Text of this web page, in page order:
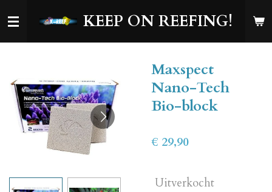
direct
KEEP ON REEFING!
Maxspect
Nano-Tech
Bio-block
€ 29,90
Uitverkocht